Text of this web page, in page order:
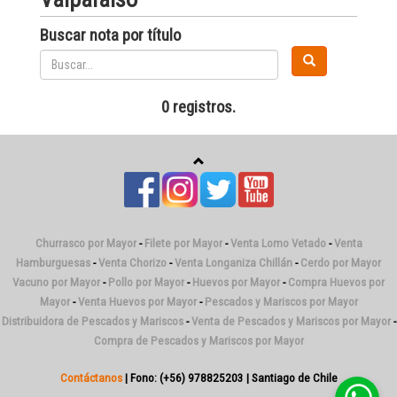
Buscar nota por título
0 registros.
Churrasco por Mayor- Filete por Mayor-Venta Lomo Vetado-Venta
Hamburguesas -Venta Chorizo -Venta Longaniza Chillán - Cerdo por Mayor
Vacuno por Mayor - Pollo por Mayor - Huevos por Mayor - Compra Huevos por
Mayor-Venta Huevos por Mayor- Pescados y Mariscos por Mayor
Distribuidora de Pescados y Mariscos-Venta de Pescados y Mariscos por Mayor-
Compra de Pescados y Mariscos por Mayor
Contáctanos| Fono: (+56) 978825203 | Santiago de Chile